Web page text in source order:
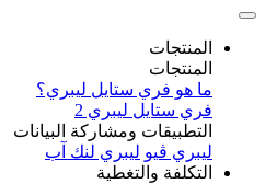
المنتجات
المنتجات
ما هو فري ستايل ليبري؟
فري ستايل ليبري 2
التطبيقات ومشاركة البيانات
ليبري ڤيو ليبري لنك آب
التكلفة والتغطية